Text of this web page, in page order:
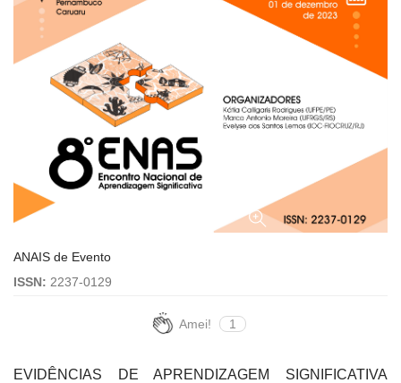
ANAIS de Evento
ISSN: 2237-0129
Amei! 1
EVIDÊNCIAS DE APRENDIZAGEM SIGNIFICATIVA